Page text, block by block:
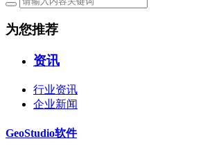
为您推荐
资讯
行业资讯
企业新闻
GeoStudio软件